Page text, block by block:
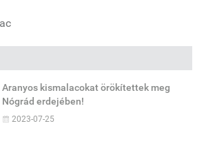
Aranyos kismalacokat örökítettek meg
Nógrád erdejében!
2023-07-25